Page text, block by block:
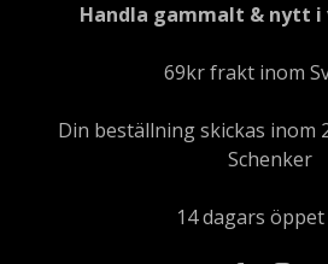
Handla gammalt & nytt i
69kr frakt inom
Din beställning skickas inom
Schenker
14 dagars